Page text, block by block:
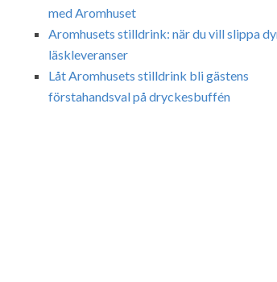
med Aromhuset
Aromhusets stilldrink: när du vill slippa
läskleveranser
Låt Aromhusets stilldrink bli gästens
förstahandsval på dryckesbuffén